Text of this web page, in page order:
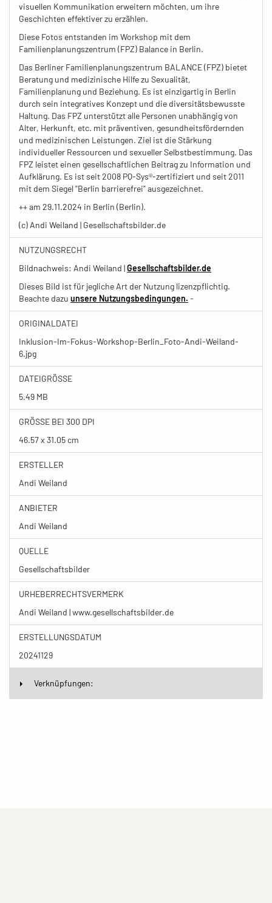
visuellen Kommunikation erweitern möchten, um ihre
Geschichten effektiver zu erzählen.
Diese Fotos entstanden im Workshop mit dem
Familienplanungszentrum (FPZ) Balance in Berlin.
Das Berliner Familienplanungszentrum BALANCE (FPZ) bietet
Beratung und medizinische Hilfe zu Sexualität,
Familienplanung und Beziehung. Es ist einzigartig in Berlin
durch sein integratives Konzept und die diversitätsbewusste
Haltung. Das FPZ unterstützt alle Personen unabhängig von
Alter, Herkunft, etc. mit präventiven, gesundheitsfördernden
und medizinischen Leistungen. Ziel ist die Stärkung
individueller Ressourcen und sexueller Selbstbestimmung. Das
FPZ leistet einen gesellschaftlichen Beitrag zu Information und
Aufklärung. Es ist seit 2008 PQ-Sys®-zertifiziert und seit 2011
mit dem Siegel "Berlin barrierefrei" ausgezeichnet.
++ am 29.11.2024 in Berlin (Berlin).
(c) Andi Weiland | Gesellschaftsbilder.de
NUTZUNGSRECHT
Bildnachweis: Andi Weiland |Gesellschaftsbilder.de
Dieses Bild ist für jegliche Art der Nutzung lizenzpflichtig.
Beachte dazu unsere Nutzungsbedingungen. -
ORIGINALDATEI
Inklusion-Im-Fokus-Workshop-Berlin_Foto-Andi-Weiland-
6.jpg
DATEIGRÖSSE
5.49 MB
GRÖSSE BEI 300 DPI
46.57 x 31.05 cm
ERSTELLER
Andi Weiland
ANBIETER
Andi Weiland
QUELLE
Gesellschaftsbilder
URHEBERRECHTSVERMERK
Andi Weiland | www.gesellschaftsbilder.de
ERSTELLUNGSDATUM
20241129
Verknüpfungen: